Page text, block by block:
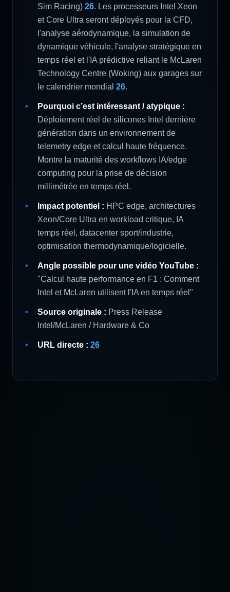
Sim Racing) 26. Les processeurs Intel Xeon
et Core Ultra seront déployés pour la CFD,
l'analyse aérodynamique, la simulation de
dynamique véhicule, l'analyse stratégique en
temps réel et l'IA prédictive reliant le McLaren
Technology Centre (Woking) aux garages sur
le calendrier mondial 26.
Pourquoi c’est intéressant / atypique :
Déploiement réel de silicones Intel dernière
génération dans un environnement de
telemetry edge et calcul haute fréquence.
Montre la maturité des workflows IA/edge
computing pour la prise de décision
millimétrée en temps réel.
Impact potentiel : HPC edge, architectures
Xeon/Core Ultra en workload critique, IA
temps réel, datacenter sport/industrie,
optimisation thermodynamique/logicielle.
Angle possible pour une vidéo YouTube :
"Calcul haute performance en F1 : Comment
Intel et McLaren utilisent l'IA en temps réel"
Source originale : Press Release
Intel/McLaren / Hardware & Co
URL directe : 26